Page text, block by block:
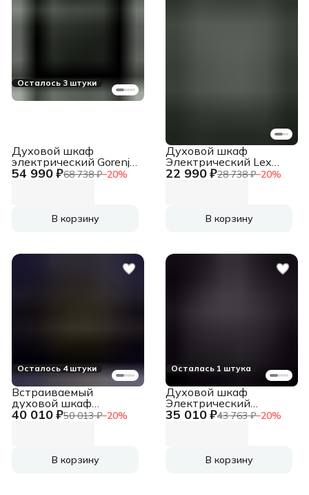
Осталось 3 штуки
54 990 ₽68 738 ₽−20%
Духовой шкаф
электрический Gorenje
BOX6737E01BG
В корзину
22 990 ₽28 738 ₽−20%
Духовой шкаф
Электрический Lex
EDM 4540 BL черный,
В корзину
Осталось 4 штуки
40 010 ₽50 013 ₽−20%
Встраиваемый
духовой шкаф
Электрический
пару, объем 65 л, 8
режимов, очистка
В корзину
Осталась 1 штука
35 010 ₽43 763 ₽−20%
Духовой шкаф
Электрический
Weissgauff EOV 799 SB
В корзину